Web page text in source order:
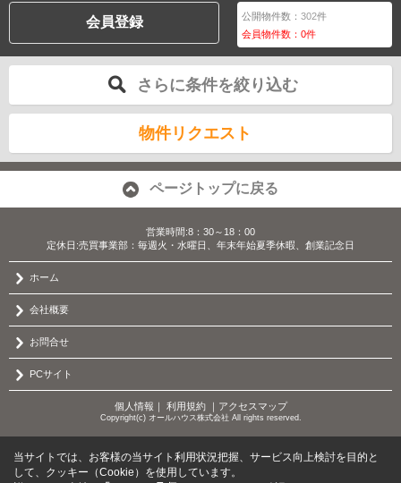
会員登録 公開物件数：302件
会員物件数：0件
さらに条件を絞り込む
物件リクエスト
ページトップに戻る
営業時間:8：30～18：00
定休日:売買事業部：毎週火・水曜日、年末年始夏季休暇、創業記念日
ホーム
会社概要
お問合せ
PCサイト
個人情報 ｜ 利用規約｜ アクセスマップ
Copyright(c) オールハウス株式会社 All rights reserved.
当サイトでは、お客様の当サイト利用状況把握、サービス向上検討を目的と
して、クッキー（Cookie）を使用しています。